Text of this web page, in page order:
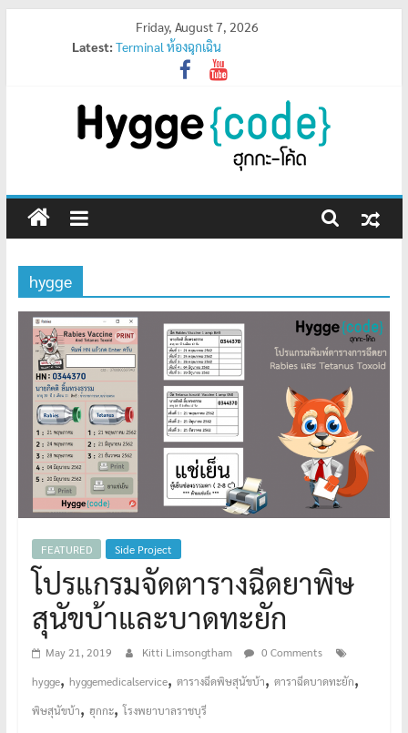
Friday, August 7, 2026
Latest: Terminal ห้องฉุกเฉิน
ฮุกกะมีบน App Store สำหรับ Apple แล้วจ้า
สถิติจังหวัดสูงสุดตอนนี้
Program เช็คสถานะคิว
HYGGE
ฮุ
เมดิ
คอล
เซอร์วิส
hygge
FEATURED Side Project
โปรแกรมจัดตารางฉีดยาพิษ
สุนัขบ้าและบาดทะยัก
May 21, 2019 Kitti Limsongtham
0 Comments
hygge, hyggemedicalservice, ตารางฉีดพิษสุนัขบ้า, ตาราฉีดบาดทะยัก,
พิษสุนัขบ้า, ฮุกกะ,โรงพยาบาลราชบุรี